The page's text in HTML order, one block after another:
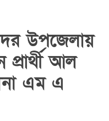
উপজেলায়
প্রার্থী আল
এম এ